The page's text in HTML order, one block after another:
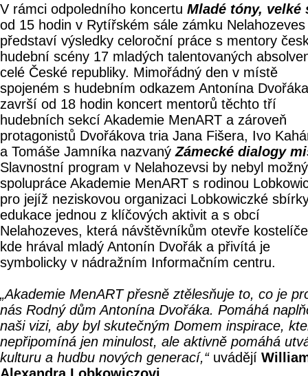
V rámci odpoledního koncertu Mladé tóny, velké
od 15 hodin v Rytířském sále zámku Nelahozeves
představí výsledky celoroční práce s mentory
hudební scény 17 mladých talentovaných
celé České republiky. Mimořádný den v místě
spojeném s hudebním odkazem Antonína Dvořáka
završí od 18 hodin koncert mentorů těchto tří
hudebních sekcí Akademie MenART a zároveň
protagonistů Dvořákova tria Jana Fišera, Ivo
a Tomáše Jamníka nazvanýZámecké dialogy
Slavnostní program v Nelahozevsi by nebyl
spolupráce Akademie MenART s rodinou
pro jejíž neziskovou organizaci Lobkowiczké
edukace jednou z klíčových aktivit a s obcí
Nelahozeves, která návštěvníkům otevře
kde hrával mladý Antonín Dvořák a přivítá je
symbolicky v nádražním Informačním centru.
„Akademie MenART přesně ztělesňuje to, co je
nás Rodný dům Antonína Dvořáka. Pomáhá
naši vizi, aby byl skutečným Domem inspirace,
nepřipomíná jen minulost, ale aktivně pomáhá
kulturu a hudbu nových generací,“ uvádějí
Alexandra Lobkowiczovi.